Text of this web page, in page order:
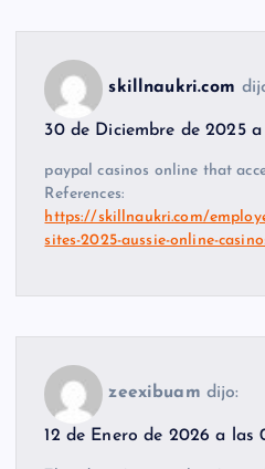
skillnaukri.com
30 de Diciembre de 2025 a
paypal casinos online that
References:
https://skillnaukri.com/
sites-2025-aussie-online-
zeexibuam dijo:
12 de Enero de 2026 a las